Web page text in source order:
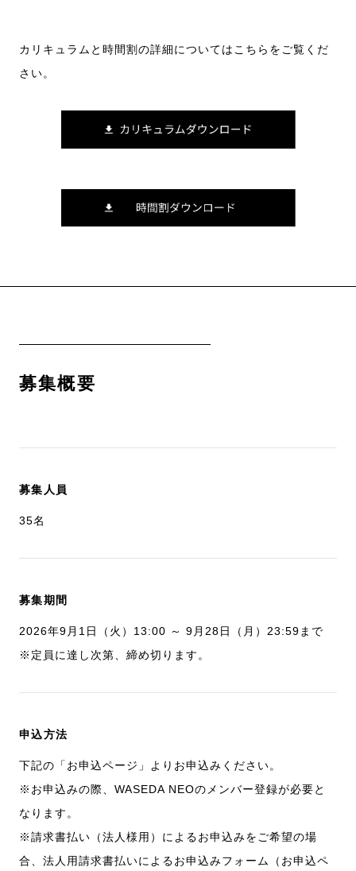
カリキュラムと時間割の詳細についてはこちらをご覧くだ
さい。
募集概要
募集人員
35名
募集期間
2026年9月1日（火）13:00 ～ 9月28日（月）23:59まで
※定員に達し次第、締め切ります。
申込方法
下記の「お申込ページ」よりお申込みください。
※お申込みの際、WASEDA NEOのメンバー登録が必要と
なります。
※請求書払い（法人様用）によるお申込みをご希望の場
合、法人用請求書払いによるお申込みフォーム（お申込ペ